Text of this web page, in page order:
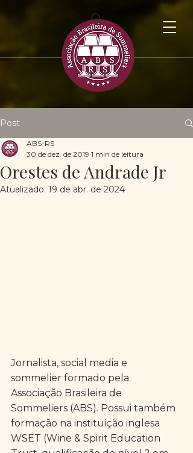
Post
Orestes de Andrade Jr
ABS-RS
30 de dez. de 2019 1 min de leitura
Atualizado: 19 de abr. de 2024
Jornalista, social media e
sommelier formado pela
Associação Brasileira de
Sommeliers (ABS). Possui também
formação na instituição inglesa
WSET (Wine & Spirit Education